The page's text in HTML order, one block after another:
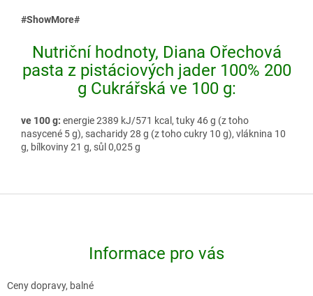
#ShowMore#
Nutriční hodnoty, Diana Ořechová
pasta z pistáciových jader 100% 200
g Cukrářská ve 100 g:
ve 100 g: energie 2389 kJ/571 kcal, tuky 46 g (z toho
nasycené 5 g), sacharidy 28 g (z toho cukry 10 g), vláknina 10
g, bílkoviny 21 g, sůl 0,025 g
Informace pro vás
Ceny dopravy, balné